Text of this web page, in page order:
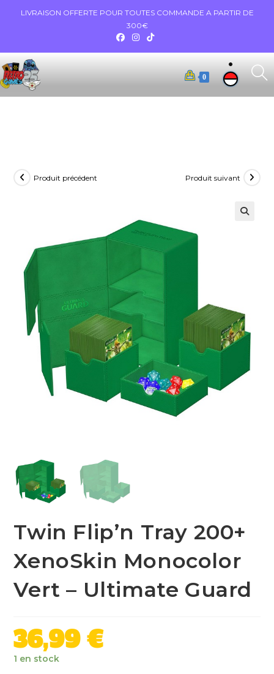
LIVRAISON OFFERTE POUR TOUTES COMMANDE A PARTIR DE
300€
0
Produit précédent Produit suivant
Twin Flip’n Tray 200+
XenoSkin Monocolor
Vert – Ultimate Guard
36,99€
1 en stock